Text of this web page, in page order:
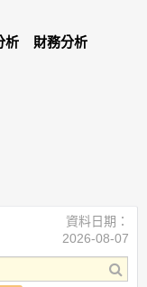
析 財務分析
資料日期：
2026-08-07